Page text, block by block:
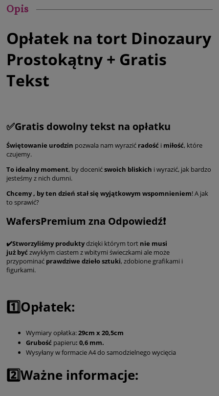
Opis
Opłatek na tort Dinozaury
Prostokątny + Gratis
Tekst
✅Gratis dowolny tekst na opłatku
Świętowanie urodzin pozwala nam wyrazić radość i miłość, które
czujemy.
To idealny moment, by docenićswoich bliskich i wyrazić, jak bardzo
jesteśmy z nich dumni.
Chcemy , by ten dzień stał się wyjątkowym wspomnieniem! A jak
to sprawić?
WafersPremium zna Odpowiedź❗️
✔️Stworzyliśmy produktydzięki którym tort nie musi
już być zwykłym ciastem z wbitymi świeczkami ale może
przypominać prawdziwe dzieło sztuki, zdobione grafikami i
figurkami.
1️⃣Opłatek:
Wymiary opłatka:29cm x 20,5cm
Grubość papieru: 0,6 mm.
Wysyłany w formacie A4 do samodzielnego wycięcia
2️⃣Ważne informacje: